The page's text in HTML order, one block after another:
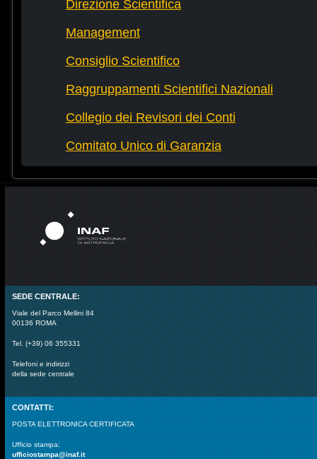
Direzione Scientifica
Management
Consiglio Scientifico
Raggruppamenti Scientifici Nazionali
Collegio dei Revisori dei Conti
Comitato Unico di Garanzia
SEDE CENTRALE:
Viale del Parco Mellini 84
00136 ROMA
Tel. (+39) 06 355331
Telefoni e indirizzi
della sede centrale
CONTATTI:
POSTA ELETTRONICA CERTIFICATA
Ufficio stampa:
ufficiostampa@inaf.it